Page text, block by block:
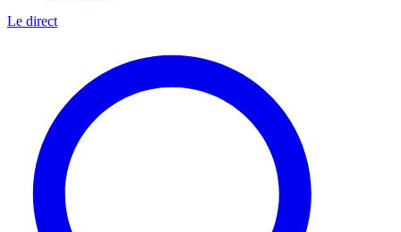
Le direct